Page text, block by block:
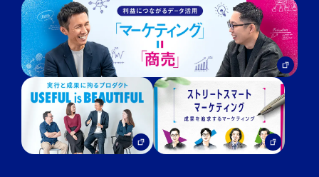
DECA for LINE
DECA for Instagram
マーケGAI